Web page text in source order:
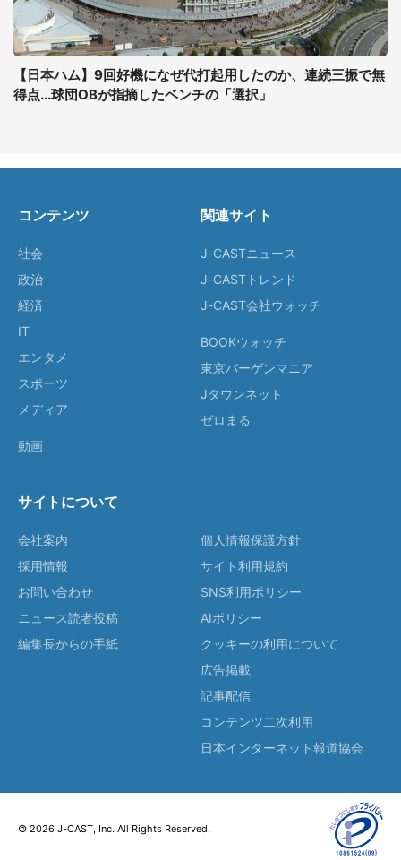
【日本ハム】9回好機になぜ代打起用したのか、連続三振で無
得点...球団OBが指摘したベンチの「選択」
コンテンツ
社会
政治
経済
IT
エンタメ
スポーツ
メディア
動画
関連サイト
J-CASTニュース
J-CASTトレンド
J-CAST会社ウォッチ
BOOKウォッチ
東京バーゲンマニア
Jタウンネット
ゼロまる
サイトについて
会社案内
採用情報
お問い合わせ
ニュース読者投稿
編集長からの手紙
個人情報保護方針
サイト利用規約
SNS利用ポリシー
AIポリシー
クッキーの利用について
広告掲載
記事配信
コンテンツ二次利用
日本インターネット報道協会
© 2026 J-CAST, Inc. All Rights Reserved.